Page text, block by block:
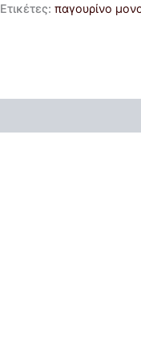
Ετικέτες: παγουρίνο